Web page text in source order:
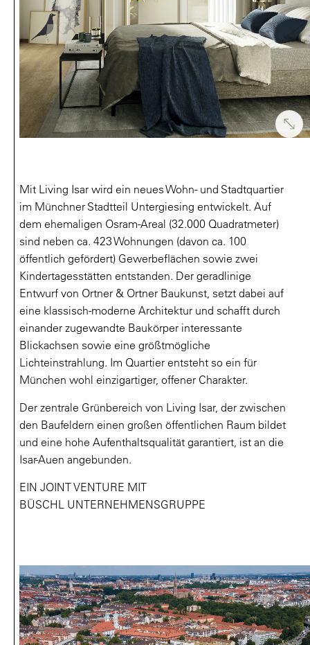
Mit Living Isar wird ein neues Wohn- und Stadtquartier
im Münchner Stadtteil Untergiesing entwickelt. Auf
dem ehemaligen Osram-Areal (32.000 Quadratmeter)
sind neben ca. 423 Wohnungen (davon ca. 100
öffentlich gefördert) Gewerbeflächen sowie zwei
Kindertagesstätten entstanden. Der geradlinige
Entwurf von Ortner & Ortner Baukunst, setzt dabei auf
eine klassisch-moderne Architektur und schafft durch
einander zugewandte Baukörper interessante
Blickachsen sowie eine größtmögliche
Lichteinstrahlung. Im Quartier entsteht so ein für
München wohl einzigartiger, offener Charakter.
Der zentrale Grünbereich von Living Isar, der zwischen
den Baufeldern einen großen öffentlichen Raum bildet
und eine hohe Aufenthaltsqualität garantiert, ist an die
Isar-Auen angebunden.
EIN JOINT VENTURE MIT
BÜSCHL UNTERNEHMENSGRUPPE